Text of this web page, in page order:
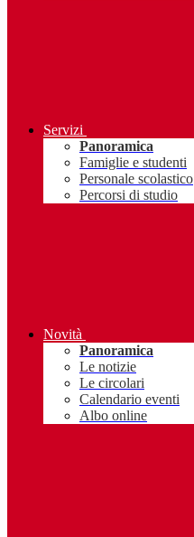
Servizi
Panoramica
Famiglie e studenti
Personale scolastico
Percorsi di studio
Novità
Panoramica
Le notizie
Le circolari
Calendario eventi
Albo online